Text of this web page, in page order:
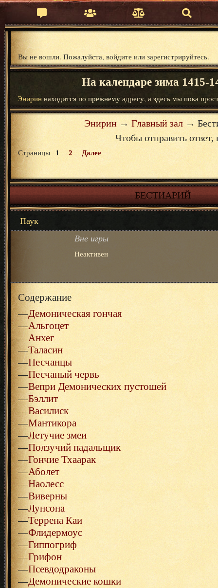
Вы не вошли. Пожалуйста, войдите или зарегистрируйтесь.
На календаре зима 1415-
Энириннаходится по прежнему адресу, а здесь мы пока
БЕСТИАРИЙ
Энирин → Главный зал →
Страницы 1 2 Далее
Чтобы отправить
Паук
Вне игры
Неактивен
Содержание
—Демоническая гончая
—Альгоцет
—Анхег
—Таласин
—Песчанцы
—Песчаный червь
—Вепри Демонических пустошей
—Бэллит
—Василиск
—Мантикора
—Летучие змеи
—Ползучий падальщик
—Гончие Тхаарак
—Аболет
—Наолесс
—Виверны
—Лунсона
—Террена Каи
—Флидермоус
—Гиппогриф
—Грифон
—Псевдодраконы
—Демонические кошки